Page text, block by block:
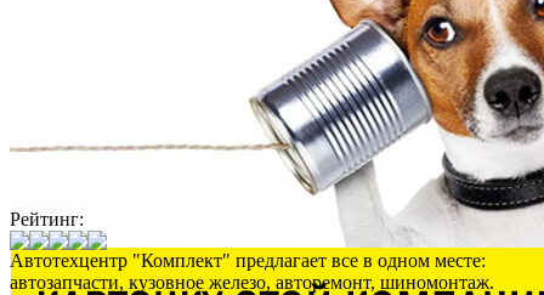
Рейтинг:
Автотехцентр "Комплект" предлагает все в одном месте:
автозапчасти, кузовное железо, авторемонт, шиномонтаж.